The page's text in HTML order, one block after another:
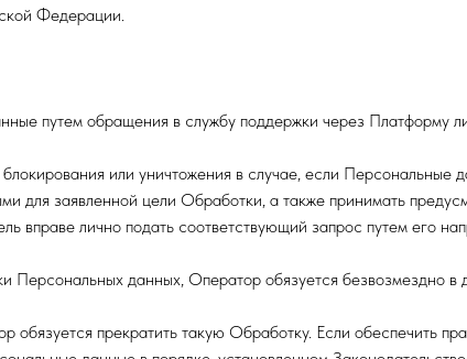
Федерации.
путем обращения в службу поддержки через Платформу
или уничтожения в случае, если Персональные
для заявленной цели Обработки, а также принимать
вправе лично подать соответствующий запрос путем его
данных, Оператор обязуется безвозмездно в
прекратить такую Обработку. Если обеспечить